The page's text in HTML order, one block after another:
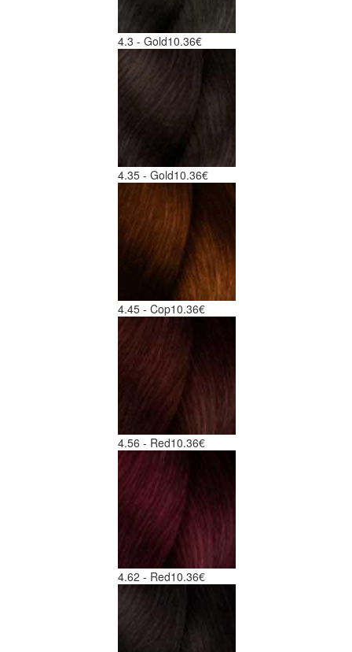
4.3 - Gold10.36€
4.35 - Gold10.36€
4.45 - Cop10.36€
4.56 - Red10.36€
4.62 - Red10.36€